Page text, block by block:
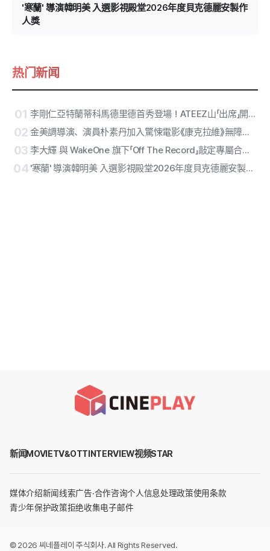
'寒蘭' 導演韓明美 入選影視殿堂2026年度貝克德麗安製作
人獎
热门新闻
01 李剛仁亞特蘭蒂科馬德里德首秀登場！ATEEZ山「出席」開球、RESCENE中場演出確定
02 金美調導演、演員朴素丹加入驚悚電影《康克拉維》無障礙版本
03 李大輝 與 WakeOne 旗下「Off The Record」敲定專屬合約… 多面向藝人開啟個人獨奏生涯第2章
04 '寒蘭' 導演韓明美 入選影視殿堂2026年度貝克德麗安製作人獎
新闻MOVIETV&OTTINTERVIEW视频STAR
媒体介绍新闻线索广告·合作咨询个人信息处理政策使用条款
青少年保护政策拒绝收集电子邮件
© 2026 씨네플레이 주식회사. All Rights Reserved.